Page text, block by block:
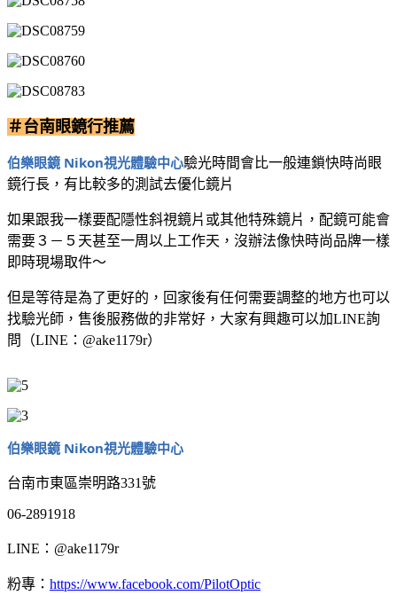
＃台南眼鏡行推薦
伯樂眼鏡 Nikon視光體驗中心驗光時間會比一般連鎖快時尚眼
鏡行長，有比較多的測試去優化鏡片
如果跟我一樣要配隱性斜視鏡片或其他特殊鏡片，配鏡可能會
需要３－５天甚至一周以上工作天，沒辦法像快時尚品牌一樣
即時現場取件～
但是等待是為了更好的，回家後有任何需要調整的地方也可以
找驗光師，售後服務做的非常好，大家有興趣可以加LINE詢
問（LINE：@ake1179r）
伯樂眼鏡 Nikon視光體驗中心
台南市東區崇明路331號
06-2891918
LINE：@ake1179r
粉專： https://www.facebook.com/PilotOptic